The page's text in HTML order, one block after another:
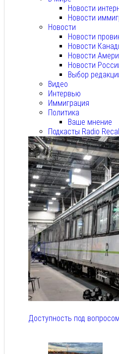
Новости
Новости
Новости
Новости
Новости
Новости
Новости
Выбор
Видео
Интервью
Иммиграция
Политика
Ваше мнение
Подкасты Radio Recall
Доступность под